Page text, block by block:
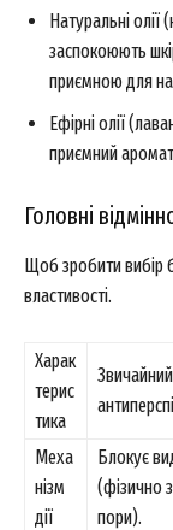
Натуральні
заспокоюють
приємною для
Ефірні олії
приємний аромат
Головні
Щоб зробити вибір
властивості.
Харак
терис
тика
Звичайний
Меха
нізм
дії
Блокує
(фізично
пори).